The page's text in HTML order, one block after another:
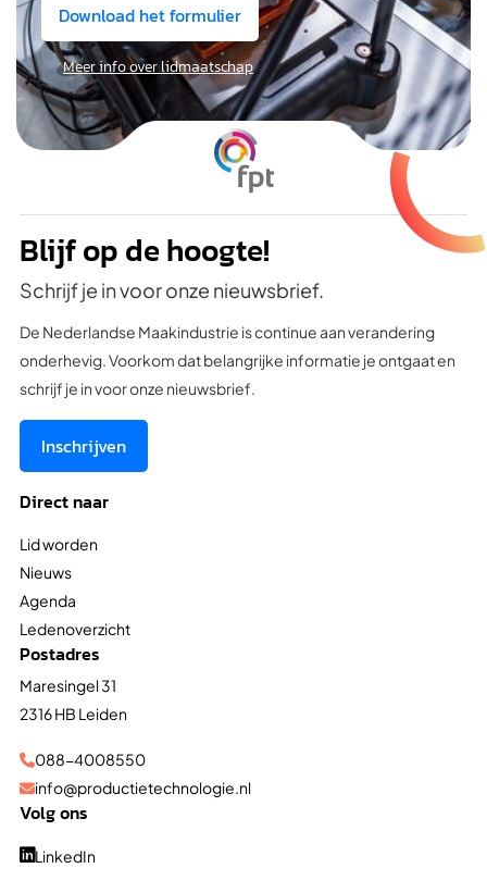
Download het formulier
Meer info over lidmaatschap
Blijf op de hoogte!
Schrijf je in voor onze nieuwsbrief.
De Nederlandse Maakindustrie is continue aan verandering
onderhevig. Voorkom dat belangrijke informatie je ontgaat en
schrijf je in voor onze nieuwsbrief.
Inschrijven
Direct naar
Lid worden
Nieuws
Agenda
Ledenoverzicht
Postadres
Maresingel 31
2316 HB Leiden
088-4008550
info@productietechnologie.nl
Volg ons
LinkedIn